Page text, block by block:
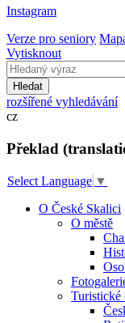
Instagram
Verze pro seniory
Vytisknout
Hledat
rozšířené vyhledávání
cz
Překlad
Select Language ▼
O České Skalici
O městě
Turistické